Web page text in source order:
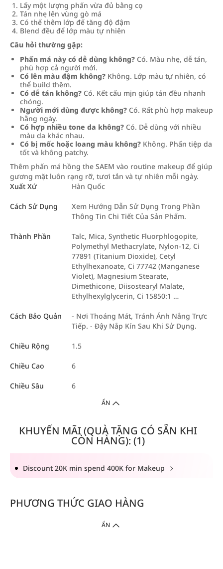
Lấy một lượng phấn vừa đủ bằng cọ
Tán nhẹ lên vùng gò má
Có thể thêm lớp để tăng độ đậm
Blend đều để lớp màu tự nhiên
Câu hỏi thường gặp:
Phấn má này có dễ dùng không? Có. Màu nhẹ, dễ tán,
phù hợp cả người mới.
Có lên màu đậm không? Không. Lớp màu tự nhiên, có
thể build thêm.
Có dễ tán không? Có. Kết cấu mịn giúp tán đều nhanh
chóng.
Người mới dùng được không? Có. Rất phù hợp makeup
hằng ngày.
Có hợp nhiều tone da không? Có. Dễ dùng với nhiều
màu da khác nhau.
Có bị mốc hoặc loang màu không? Không. Phấn tiệp da
tốt và không patchy.
Thêm phấn má hồng the SAEM vào routine makeup để giúp
gương mặt luôn rạng rỡ, tươi tắn và tự nhiên mỗi ngày.
Xuất Xứ
Hàn Quốc
Cách Sử Dụng
Xem Hướng Dẫn Sử Dụng Trong Phần
Thông Tin Chi Tiết Của Sản Phẩm.
Thành Phần
Talc, Mica, Synthetic Fluorphlogopite,
Polymethyl Methacrylate, Nylon-12, Ci
77891 (Titanium Dioxide), Cetyl
Ethylhexanoate, Ci 77742 (Manganese
Violet), Magnesium Stearate,
Dimethicone, Diisostearyl Malate,
Ethylhexylglycerin, Ci 15850:1 …
Cách Bảo Quản
- Nơi Thoáng Mát, Tránh Ánh Nắng Trực
Tiếp. - Đậy Nắp Kín Sau Khi Sử Dụng.
Chiều Rộng 1.5
Chiều Cao 6
Chiều Sâu 6
ẨN
KHUYẾN MÃI (QUÀ TẶNG CÓ SẴN KHI
CÒN HÀNG): (1)
Discount 20K min spend 400K for Makeup
PHƯƠNG THỨC GIAO HÀNG
ẨN